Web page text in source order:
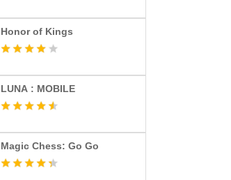
Honor of Kings
LUNA : MOBILE
Magic Chess: Go Go